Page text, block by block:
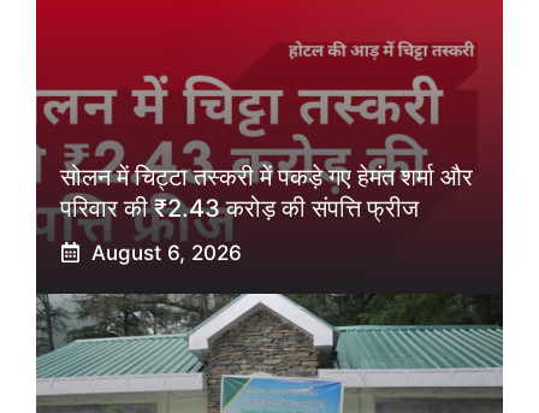
सोलन में चिट्टा तस्करी में पकड़े गए हेमंत शर्मा और
परिवार की ₹2.43 करोड़ की संपत्ति फ्रीज
August 6, 2026